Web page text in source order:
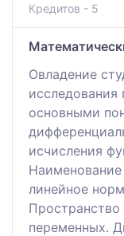
Кредитов - 5
Овладение
исследования
основными
исчисления
линейное
переменных.